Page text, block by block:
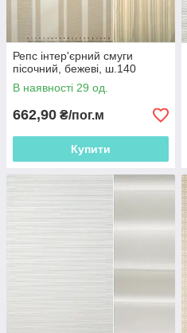
Репс інтер'єрний смуги
пісочний, бежеві, ш.140
В наявності 29 од.
662,90 ₴/пог.м
Купити